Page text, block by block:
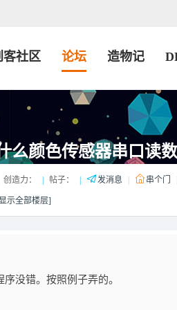
客社区 论坛 造物记
么颜色传感器串口读
创造力： 帖子： 发消息 串个门
示全部楼层]
没错。按照例子弄的。